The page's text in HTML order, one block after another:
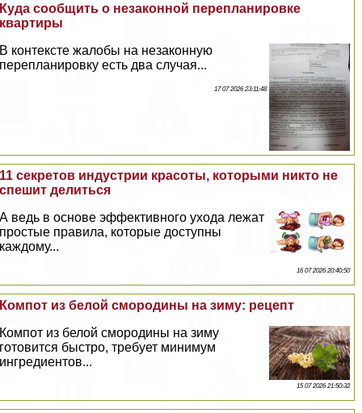
Куда сообщить о незаконной перепланировке
квартиры
В контексте жалобы на незаконную
перепланировку есть два случая...
17 07 2026 23:11:48
11 секретов индустрии красоты, которыми никто не
спешит делиться
А ведь в основе эффективного ухода лежат
простые правила, которые доступны
каждому...
16 07 2026 20:40:50
Компот из белой смородины на зиму: рецепт
Компот из белой смородины на зиму
готовится быстро, требует минимум
ингредиентов...
15 07 2026 21:50:32